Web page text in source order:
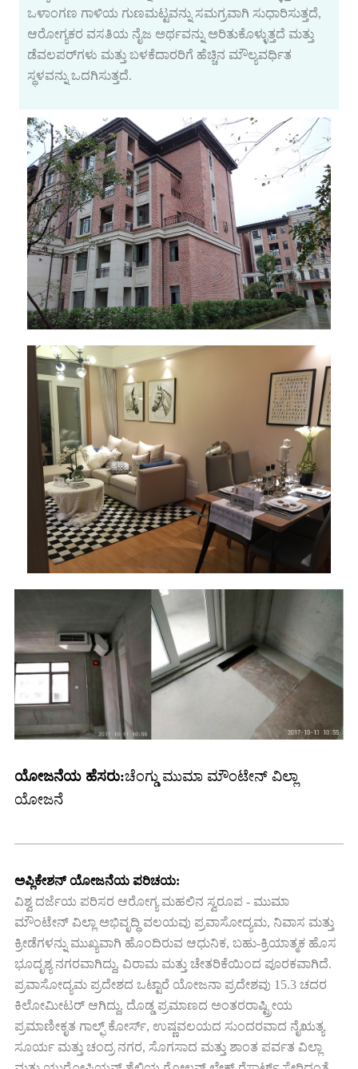
ಒಳಾಂಗಣ ಗಾಳಿಯ ಗುಣಮಟ್ಟವನ್ನು ಸಮಗ್ರವಾಗಿ ಸುಧಾರಿಸುತ್ತದೆ,
ಆರೋಗ್ಯಕರ ವಸತಿಯ ನೈಜ ಅರ್ಥವನ್ನು ಅರಿತುಕೊಳ್ಳುತ್ತದೆ ಮತ್ತು
ಡೆವಲಪರ್‌ಗಳು ಮತ್ತು ಬಳಕೆದಾರರಿಗೆ ಹೆಚ್ಚಿನ ಮೌಲ್ಯವರ್ಧಿತ
ಸ್ಥಳವನ್ನು ಒದಗಿಸುತ್ತದೆ.
ಯೋಜನೆಯ ಹೆಸರು:ಚೆಂಗ್ಡು ಮುಮಾ ಮೌಂಟೇನ್ ವಿಲ್ಲಾ
ಯೋಜನೆ
ಅಪ್ಲಿಕೇಶನ್ ಯೋಜನೆಯ ಪರಿಚಯ:
ವಿಶ್ವ ದರ್ಜೆಯ ಪರಿಸರ ಆರೋಗ್ಯ ಮಹಲಿನ ಸ್ವರೂಪ - ಮುಮಾ
ಮೌಂಟೇನ್ ವಿಲ್ಲಾ ಅಭಿವೃದ್ಧಿ ವಲಯವು ಪ್ರವಾಸೋದ್ಯಮ, ನಿವಾಸ ಮತ್ತು
ಕ್ರೀಡೆಗಳನ್ನು ಮುಖ್ಯವಾಗಿ ಹೊಂದಿರುವ ಆಧುನಿಕ, ಬಹು-ಕ್ರಿಯಾತ್ಮಕ ಹೊಸ
ಭೂದೃಶ್ಯ ನಗರವಾಗಿದ್ದು, ವಿರಾಮ ಮತ್ತು ಚೇತರಿಕೆಯಿಂದ ಪೂರಕವಾಗಿದೆ.
ಪ್ರವಾಸೋದ್ಯಮ ಪ್ರದೇಶದ ಒಟ್ಟಾರೆ ಯೋಜನಾ ಪ್ರದೇಶವು 15.3 ಚದರ
ಕಿಲೋಮೀಟರ್ ಆಗಿದ್ದು, ದೊಡ್ಡ ಪ್ರಮಾಣದ ಅಂತರರಾಷ್ಟ್ರೀಯ
ಪ್ರಮಾಣೀಕೃತ ಗಾಲ್ಫ್ ಕೋರ್ಸ್, ಉಷ್ಣವಲಯದ ಸುಂದರವಾದ ನೈಋತ್ಯ
ಸೂರ್ಯ ಮತ್ತು ಚಂದ್ರ ನಗರ, ಸೊಗಸಾದ ಮತ್ತು ಶಾಂತ ಪರ್ವತ ವಿಲ್ಲಾ